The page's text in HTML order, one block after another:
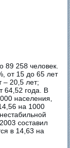
89 258 человек.
от 15 до 65 лет
– 20,5 лет;
64,52 года. В
населения,
на 1000
составил
в 14,63 на